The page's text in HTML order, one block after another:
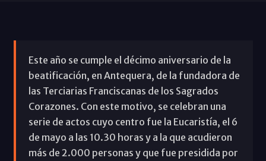
Este año se cumple el décimo aniversario de la
beatificación, en Antequera, de la fundadora de
las Terciarias Franciscanas de los Sagrados
Corazones. Con este motivo, se celebran una
serie de actos cuyo centro fue la Eucaristía, el 6
de mayo a las 10.30 horas y a la que acudieron
más de 2.000 personas y que fue presidida por